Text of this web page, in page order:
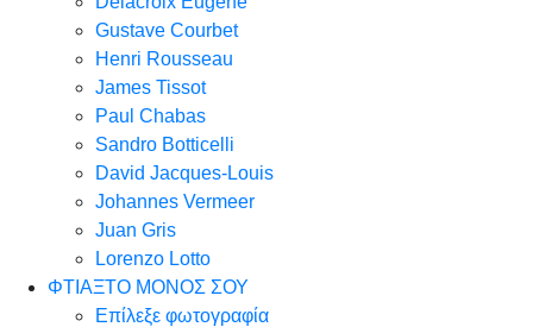
Gustave Courbet
Henri Rousseau
James Tissot
Paul Chabas
Sandro Botticelli
David Jacques-Louis
Johannes Vermeer
Juan Gris
Lorenzo Lotto
ΦΤΙΑΞΤΟ ΜΟΝΟΣ ΣΟΥ
Επίλεξε φωτογραφία